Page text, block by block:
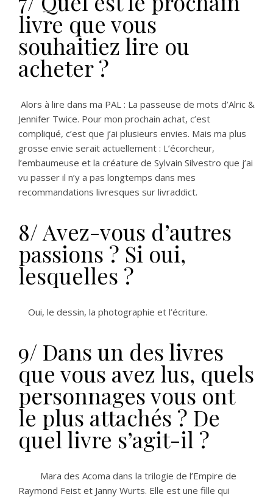
livre que vous
souhaitiez lire ou
acheter ?
Alors à lire dans ma PAL : La passeuse de mots d’Alric &
Jennifer Twice. Pour mon prochain achat, c’est
compliqué, c’est que j’ai plusieurs envies. Mais ma plus
grosse envie serait actuellement : L’écorcheur,
l’embaumeuse et la créature de Sylvain Silvestro que j’ai
vu passer il n’y a pas longtemps dans mes
recommandations livresques sur livraddict.
8/ Avez-vous d’autres
passions ? Si oui,
lesquelles ?
Oui, le dessin, la photographie et l’écriture.
9/ Dans un des livres
que vous avez lus, quels
personnages vous ont
le plus attachés ? De
quel livre s’agit-il ?
Mara des Acoma dans la trilogie de l’Empire de
Raymond Feist et Janny Wurts. Elle est une fille qui